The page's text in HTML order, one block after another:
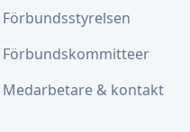
Förbundsstyrelsen
Förbundskommitteer
Medarbetare & kontakt